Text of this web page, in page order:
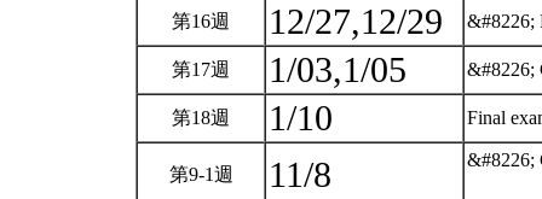
第16週 12/27,12/29 &#8226;
第17週 1/03,1/05 &#8226;
第18週 1/10 Final
第9-1週 11/8 &#8226;